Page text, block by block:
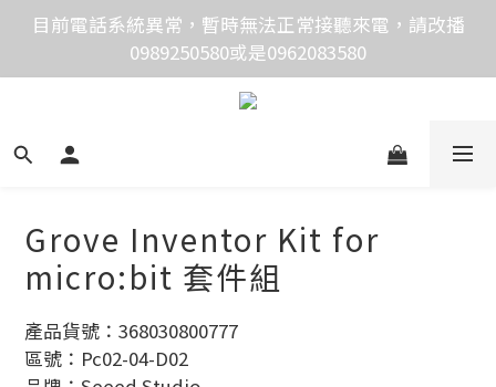
價格均含稅，下單享優惠！歡迎大量採購，由專人提供
專案報價。
目前電話系統異常，暫時無法正常接聽來電，請改播
0989250580或是0962083580
價格均含稅，下單享優惠！歡迎大量採購，由專人提供
Grove Inventor Kit for
micro:bit 套件組
產品貨號：368030800777
區號：Pc02-04-D02